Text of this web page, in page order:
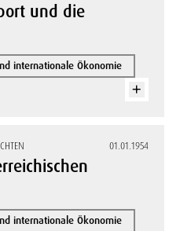
und die
internationale Ökonomie
01.01.1954
internationale Ökonomie